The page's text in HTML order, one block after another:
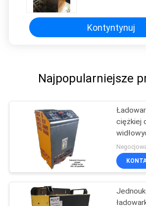
Kontyntynuj
Najpopularniejsze
ciężkiej